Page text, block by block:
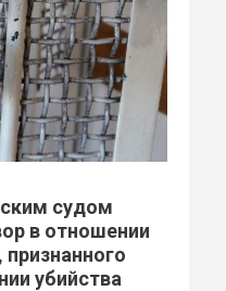
судом
в отношении
убийства